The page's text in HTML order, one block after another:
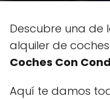
Descubre una de
alquiler de
Coches Con
Aquí te damos